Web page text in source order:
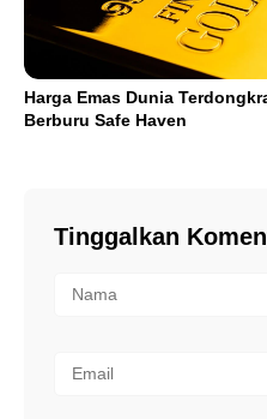
Harga Emas Dunia
Berburu Safe Haven
Tinggalkan